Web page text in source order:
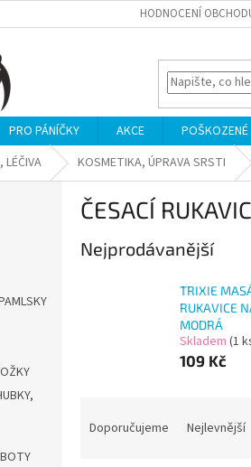
HODNOCENÍ
PRO PÁNÍČKY AKCE
LÉČIVA KOSMETIKA, ÚPRAVA SRSTI
ČESACÍ
Nejprodávanější
TRIXIE
RUKAVICE
MODRÁ
Skladem (1
109 Kč
Doporučujeme Nejlevnější